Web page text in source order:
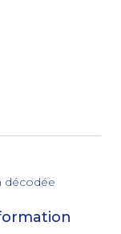
décodée